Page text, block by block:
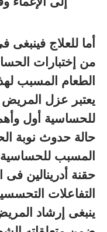
أما للعلاج
من إختبارات
الطعام المسبب
يعتبر عزل
للحساسية أول
حالة حدوث نوبة
المسبب للحساسية
حقنة أدرينالين
التفاعلات
ينبغى إرشاد